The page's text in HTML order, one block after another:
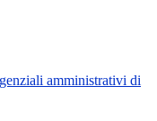
amministrativi di